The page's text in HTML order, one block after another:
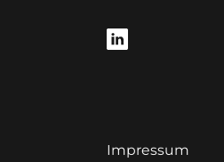
Impressum